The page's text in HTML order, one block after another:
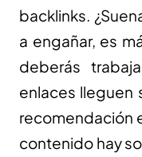
backlinks.
a engañar, es
deberás
enlaces lleguen
recomendación
contenido hay